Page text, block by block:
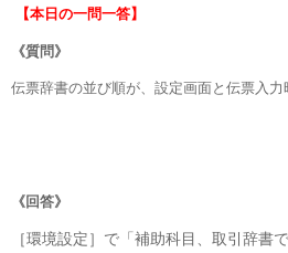
【本日の一問一答】
《質問》
伝票辞書の並び順が、設定画面と伝票入
《回答》
［環境設定］で「補助科目、取引辞書